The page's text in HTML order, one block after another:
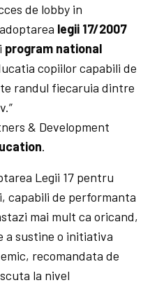
de lobby in
legii 17/2007
program national
copiilor capabili de
randul fiecaruia dintre
& Development
.
Legii 17 pentru
capabili de performanta
mai mult ca oricand,
a sustine o initiativa
recomandata de
la nivel